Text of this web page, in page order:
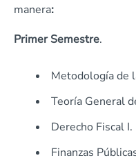
manera:
PrimerSemestre.
Metodología de
Teoría General
Derecho Fiscal I.
Finanzas